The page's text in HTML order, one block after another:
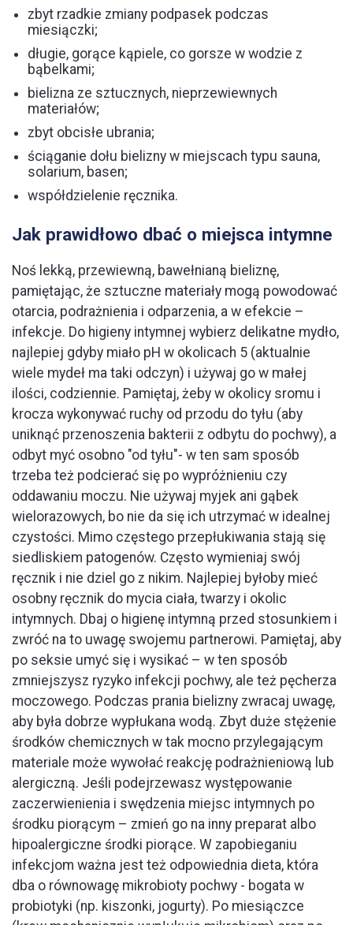
zbyt rzadkie zmiany podpasek podczas
miesiączki;
długie, gorące kąpiele, co gorsze w wodzie z
bąbelkami;
bielizna ze sztucznych, nieprzewiewnych
materiałów;
zbyt obcisłe ubrania;
ściąganie dołu bielizny w miejscach typu sauna,
solarium, basen;
współdzielenie ręcznika.
Jak prawidłowo dbać o miejsca intymne
Noś lekką, przewiewną, bawełnianą bieliznę,
pamiętając, że sztuczne materiały mogą powodować
otarcia, podrażnienia i odparzenia, a w efekcie –
infekcje. Do higieny intymnej wybierz delikatne mydło,
najlepiej gdyby miało pH w okolicach 5 (aktualnie
wiele mydeł ma taki odczyn) i używaj go w małej
ilości, codziennie. Pamiętaj, żeby w okolicy sromu i
krocza wykonywać ruchy od przodu do tyłu (aby
uniknąć przenoszenia bakterii z odbytu do pochwy), a
odbyt myć osobno "od tyłu"- w ten sam sposób
trzeba też podcierać się po wypróżnieniu czy
oddawaniu moczu. Nie używaj myjek ani gąbek
wielorazowych, bo nie da się ich utrzymać w idealnej
czystości. Mimo częstego przepłukiwania stają się
siedliskiem patogenów. Często wymieniaj swój
ręcznik i nie dziel go z nikim. Najlepiej byłoby mieć
osobny ręcznik do mycia ciała, twarzy i okolic
intymnych. Dbaj o higienę intymną przed stosunkiem i
zwróć na to uwagę swojemu partnerowi. Pamiętaj, aby
po seksie umyć się i wysikać – w ten sposób
zmniejszysz ryzyko infekcji pochwy, ale też pęcherza
moczowego. Podczas prania bielizny zwracaj uwagę,
aby była dobrze wypłukana wodą. Zbyt duże stężenie
środków chemicznych w tak mocno przylegającym
materiale może wywołać reakcję podrażnieniową lub
alergiczną. Jeśli podejrzewasz występowanie
zaczerwienienia i swędzenia miejsc intymnych po
środku piorącym – zmień go na inny preparat albo
hipoalergiczne środki piorące. W zapobieganiu
infekcjom ważna jest też odpowiednia dieta, która
dba o równowagę mikrobioty pochwy - bogata w
probiotyki (np. kiszonki, jogurty). Po miesiączce